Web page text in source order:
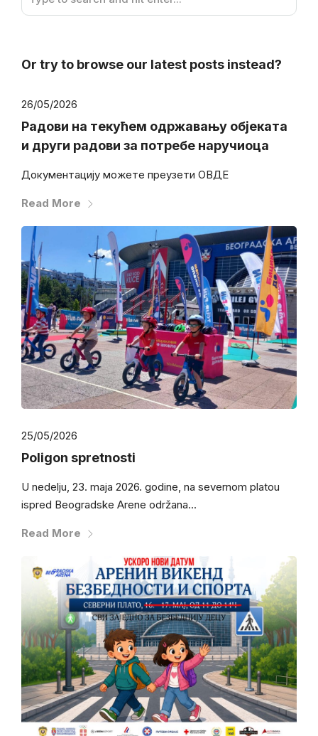
Or try to browse our latest posts instead?
26/05/2026
Радови на текућем одржавању објеката
и други радови за потребе наручиоца
Документацију можете преузети ОВДЕ
Read More
25/05/2026
Poligon spretnosti
U nedelju, 23. maja 2026. godine, na severnom platou
ispred Beogradske Arene održana...
Read More